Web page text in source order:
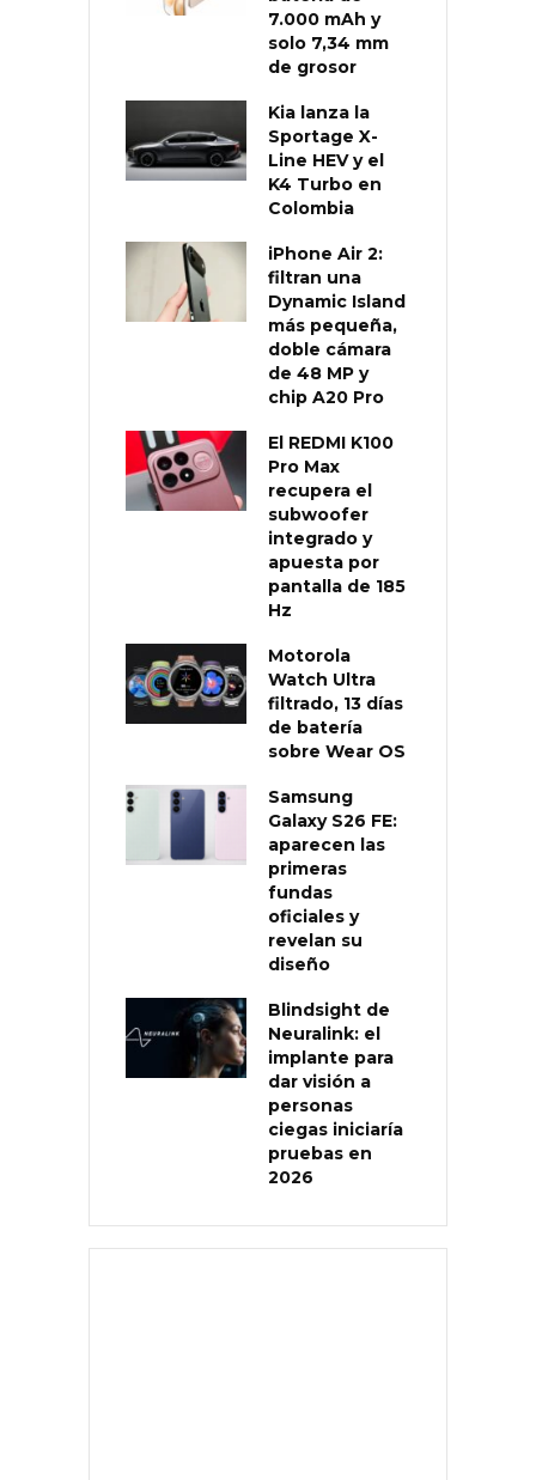
7.000 mAh y
solo 7,34 mm
de grosor
Kia lanza la
Sportage X-
Line HEV y el
K4 Turbo en
Colombia
iPhone Air 2:
filtran una
Dynamic Island
más pequeña,
doble cámara
de 48 MP y
chip A20 Pro
El REDMI K100
Pro Max
recupera el
subwoofer
integrado y
apuesta por
pantalla de 185
Hz
Motorola
Watch Ultra
filtrado, 13 días
de batería
sobre Wear OS
Samsung
Galaxy S26 FE:
aparecen las
primeras
fundas
oficiales y
revelan su
diseño
Blindsight de
Neuralink: el
implante para
dar visión a
personas
ciegas iniciaría
pruebas en
2026